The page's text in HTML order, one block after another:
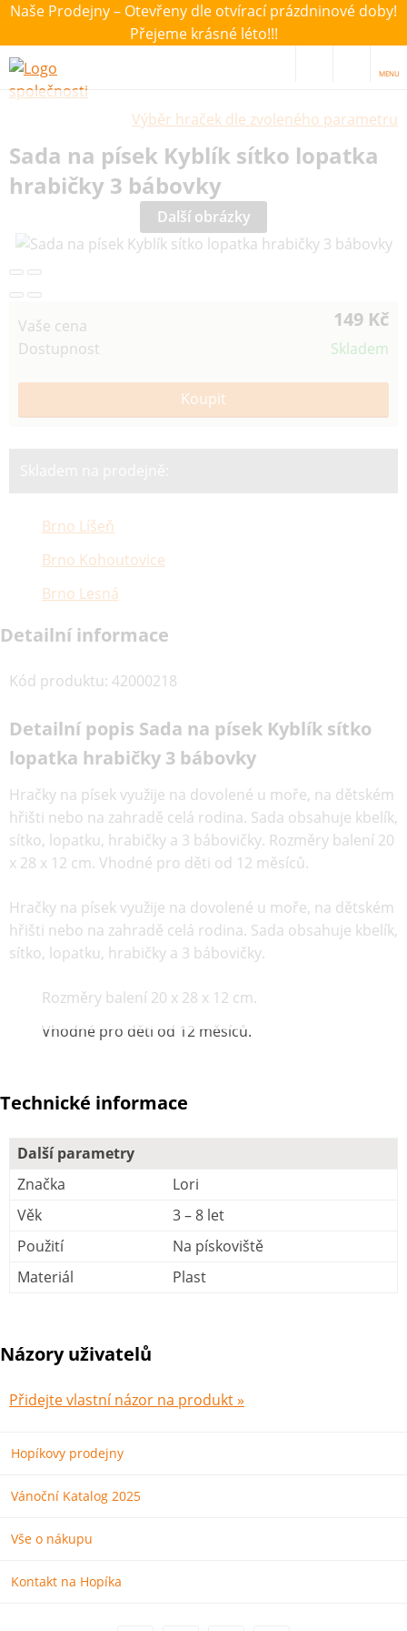
Naše Prodejny – Otevřeny dle otvírací prázdninové doby!
Přejeme krásné léto!!!
MENU
Výběr hraček dle zvoleného parametru
Sada na písek Kyblík sítko lopatka
hrabičky 3 bábovky
Další obrázky
Vaše cena 149 Kč
Dostupnost Skladem
Brno Líšeň
Brno Kohoutovice
Brno Lesná
Detailní informace
Kód produktu: 42000218
Detailní popis Sada na písek Kyblík sítko
lopatka hrabičky 3 bábovky
Hračky na písek využije na dovolené u moře, na dětském
hřišti nebo na zahradě celá rodina. Sada obsahuje kbelík,
sítko, lopatku, hrabičky a 3 bábovičky. Rozměry balení 20
x 28 x 12 cm. Vhodné pro děti od 12 měsíců.
Hračky na písek využije na dovolené u moře, na dětském
hřišti nebo na zahradě celá rodina. Sada obsahuje kbelík,
sítko, lopatku, hrabičky a 3 bábovičky.
Rozměry balení 20 x 28 x 12 cm.
Vhodné pro děti od 12 měsíců.
Technické informace
Další parametry
Značka
Lori
Věk
3 – 8 let
Použití
Na pískoviště
Materiál
Plast
Názory uživatelů
Přidejte vlastní názor na produkt »
Hopíkovy prodejny
Vánoční Katalog 2025
Vše o nákupu
Kontakt na Hopíka